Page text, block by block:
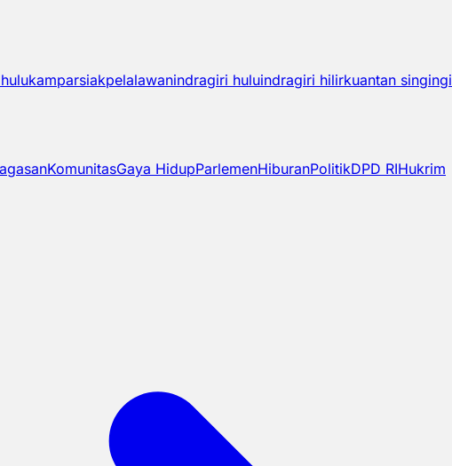
kamparsiakpelalawanindragiri huluindragiri hilirkuantan singingi
KomunitasGaya HidupParlemenHiburanPolitikDPD RIHukrim